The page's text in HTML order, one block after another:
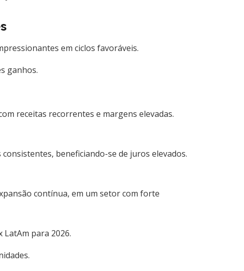
em ciclos favoráveis.
ganhos.
receitas recorrentes e margens elevadas.
beneficiando-se de juros elevados.
contínua, em um setor com forte
LatAm para 2026.